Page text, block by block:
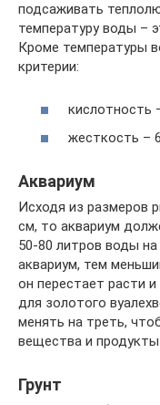
подсаживать
температуру воды –
Кроме температуры
критерии:
кислотность
жесткость –
Аквариум
Исходя из размеров
см, то аквариум
50-80 литров воды
аквариум, тем
он перестает расти
для золотого
менять на треть,
вещества и продукты
Грунт